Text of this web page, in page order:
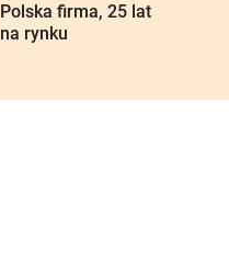
Polska firma, 25 lat
na rynku